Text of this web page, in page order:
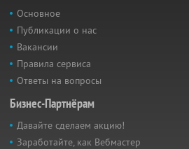
Основное
Публикации о нас
Вакансии
Правила сервиса
Ответы на вопросы
Бизнес-Партнёрам
Давайте сделаем акцию!
Заработайте, как Вебмастер